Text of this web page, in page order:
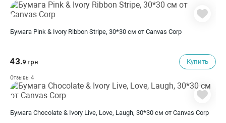
Бумага Pink & Ivory Ribbon Stripe, 30*30 см от Canvas Corp
43.9 грн Купить
Отзывы 4
Бумага Chocolate & Ivory Live, Love, Laugh, 30*30 см от Canvas Corp